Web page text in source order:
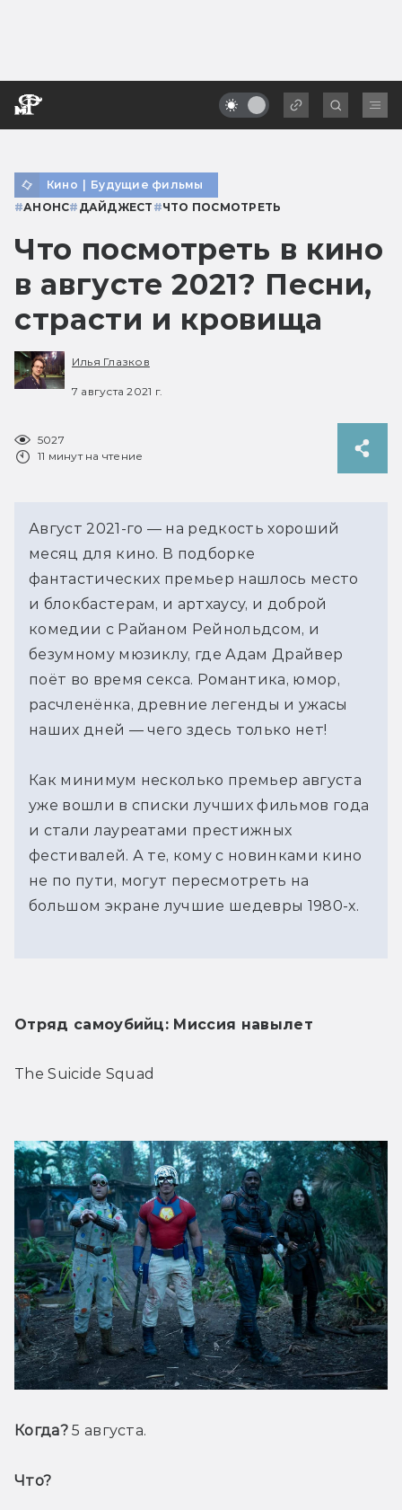
Кино | Будущие фильмы
#АНОНС# ДАЙДЖЕСТ #ЧТО ПОСМОТРЕТЬ
Что посмотреть в кино
в августе 2021? Песни,
страсти и кровища
Илья Глазков
7 августа 2021 г.
5027
11 минут на чтение
Август 2021-го — на редкость хороший
месяц для кино. В подборке
фантастических премьер нашлось место
и блокбастерам, и артхаусу, и доброй
комедии с Райаном Рейнольдсом, и
безумному мюзиклу, где Адам Драйвер
поёт во время секса. Романтика, юмор,
расчленёнка, древние легенды и ужасы
наших дней — чего здесь только нет!
Как минимум несколько премьер августа
уже вошли в списки лучших фильмов года
и стали лауреатами престижных
фестивалей. А те, кому с новинками кино
не по пути, могут пересмотреть на
большом экране лучшие шедевры 1980-х.
Отряд самоубийц: Миссия навылет
The Suicide Squad
Когда? 5 августа.
Что?